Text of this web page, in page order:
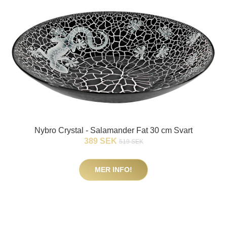
Nybro Crystal - Salamander Fat 30 cm Svart
389 SEK 519 SEK
MER INFO!